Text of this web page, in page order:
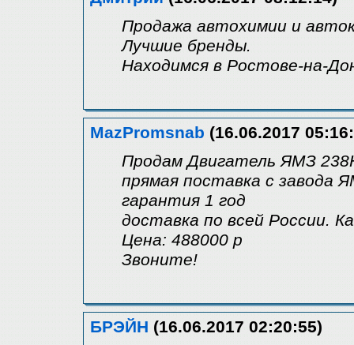
Продажа автохимии и
Лучшие бренды.
Находимся в Ростове-на-
MazPromsnab (16.06.2017
Продам Двигатель ЯМЗ
прямая поставка с завода
гарантия 1 год
доставка по всей России.
Цена: 488000 р
Звоните!
БРЭЙН (16.06.2017 02:20:55)